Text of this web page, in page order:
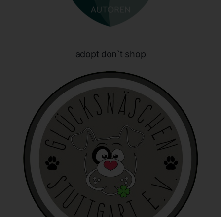
adopt don`t shop
identifizierbar wird eine natürliche Person angesehen, die
direkt oder indirekt, insbesondere mittels Zuordnung zu
einer Kennung wie einem Namen, zu einer Kennnummer,
Ausdruck der physischen, physiologischen, genetischen,
Identität dieser natürlichen Person sind, identifiziert
werden kann.
b) betroffene Person
Betroffene Person ist jede identifizierte oder
identifizierbare natürliche Person, deren
personenbezogene Daten von dem für die Verarbeitung
Verantwortlichen verarbeitet werden.
c) Verarbeitung
Verarbeitung ist jeder mit oder ohne Hilfe automatisierter
Verfahren ausgeführte Vorgang oder jede solche
Vorgangsreihe im Zusammenhang mit